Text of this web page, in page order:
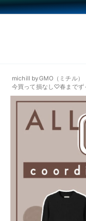
michill byGMO（ミチル）
今買って損なし♡春までず